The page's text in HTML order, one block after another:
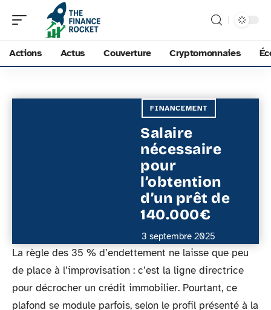
Actions Actus Couverture Cryptomonnaies
FINANCEMENT
Salaire
nécessaire
pour
l’obtention
d’un prêt de
140.000€
3 septembre 2025
La règle des 35 % d’endettement ne laisse que peu
de place à l’improvisation : c’est la ligne directrice
pour décrocher un crédit immobilier. Pourtant, ce
plafond se module parfois, selon le profil présenté à la